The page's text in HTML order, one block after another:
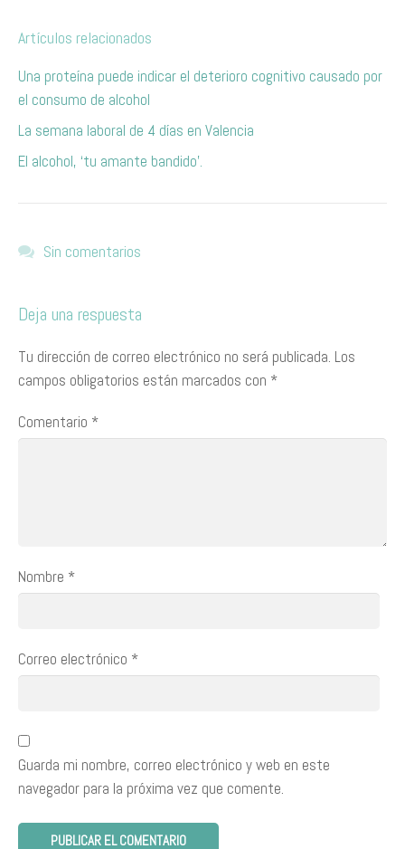
Artículos relacionados
Una proteína puede indicar el deterioro cognitivo causado por
el consumo de alcohol
La semana laboral de 4 días en Valencia
El alcohol, ‘tu amante bandido’.
Sin comentarios
Deja una respuesta
Tu dirección de correo electrónico no será publicada. Los
campos obligatorios están marcados con *
Comentario *
Nombre *
Correo electrónico *
Guarda mi nombre, correo electrónico y web en este
navegador para la próxima vez que comente.